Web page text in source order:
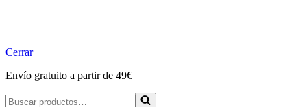
Cerrar
Envío gratuito a partir de 49€
Buscar...